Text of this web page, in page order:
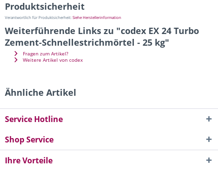
Produktsicherheit
Verantwortlich für Produktsicherheit:Siehe Herstellerinformation
Weiterführende Links zu "codex EX 24 Turbo
Zement-Schnellestrichmörtel - 25 kg"
Fragen zum Artikel?
Weitere Artikel von codex
Ähnliche Artikel
Service Hotline
Shop Service
Ihre Vorteile